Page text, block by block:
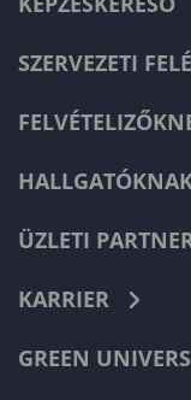
SZERVEZETI
ÜZLETI
KARRIER
GREEN